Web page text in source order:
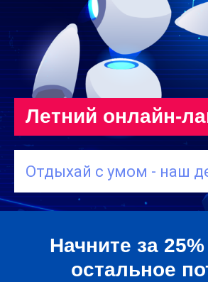
Летний онлайн-
Отдыхай с умом - наш
Начните за
остальное